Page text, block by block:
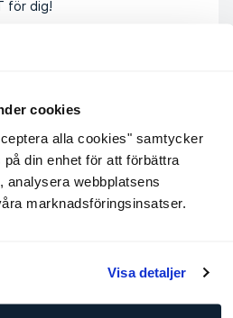
cookies
alla cookies" samtycker
din enhet för att förbättra
analysera webbplatsens
marknadsföringsinsatser.
Visa detaljer
för dig!